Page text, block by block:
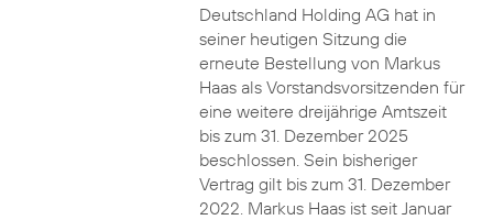
Deutschland Holding AG hat in
seiner heutigen Sitzung die
erneute Bestellung von Markus
Haas als Vorstandsvorsitzenden für
eine weitere dreijährige Amtszeit
bis zum 31. Dezember 2025
beschlossen. Sein bisheriger
Vertrag gilt bis zum 31. Dezember
2022. Markus Haas ist seit Januar